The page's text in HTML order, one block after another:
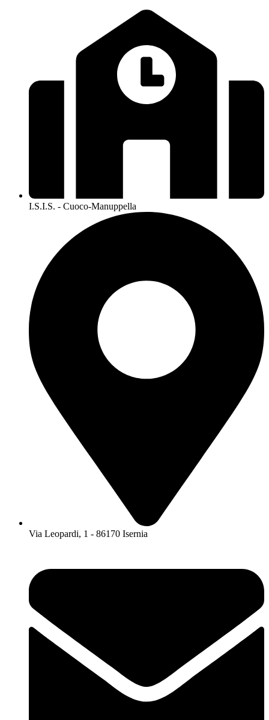
I.S.I.S. - Cuoco-Manuppella
Via Leopardi, 1 - 86170 Isernia